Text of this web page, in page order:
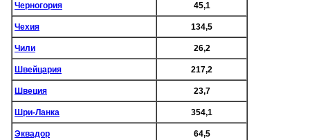
Черногория 45,1
Чехия 134,5
Чили 26,2
Швейцария 217,2
Швеция 23,7
Шри-Ланка 354,1
Эквадор 64,5